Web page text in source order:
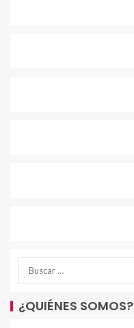
¿QUIÉNES SOMOS?